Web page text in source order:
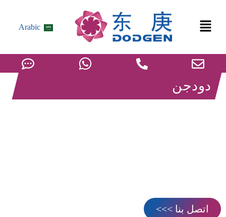
Arabic
دودجن
اتصل بنا >>>